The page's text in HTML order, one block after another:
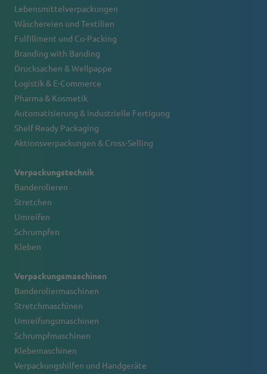
Lebensmittelverpackungen
Wäschereien und Textilien
Fulfillment und Co-Packing
Branding with Banding
Drucksachen & Wellpappe
Logistik & E-Commerce
Pharma & Kosmetik
Automatisierung & industrielle Fertigung
Shelf Ready Packaging
Aktionsverpackungen & Cross-Selling
Verpackungstechnik
Banderolieren
Stretchen
Umreifen
Schrumpfen
Kleben
Verpackungsmaschinen
Banderoliermaschinen
Stretchmaschinen
Umreifungsmaschinen
Schrumpfmaschinen
Klebemaschinen
Verpackungshilfen und Handgeräte